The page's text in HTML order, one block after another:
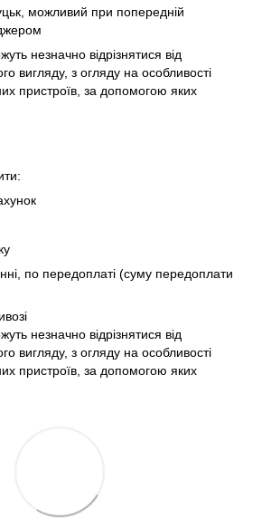
можливий при попередній
незначно відрізнятися від
вигляду, з огляду на особливості
пристроїв, за допомогою яких
по передоплаті (суму передоплати
незначно відрізнятися від
вигляду, з огляду на особливості
пристроїв, за допомогою яких